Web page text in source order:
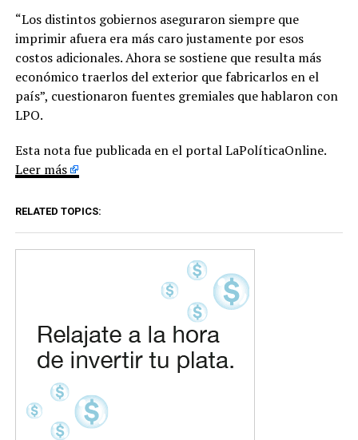
“Los distintos gobiernos aseguraron siempre que
imprimir afuera era más caro justamente por esos
costos adicionales. Ahora se sostiene que resulta más
económico traerlos del exterior que fabricarlos en el
país”, cuestionaron fuentes gremiales que hablaron con
LPO.
Esta nota fue publicada en el portal LaPolíticaOnline.
Leer más
RELATED TOPICS: